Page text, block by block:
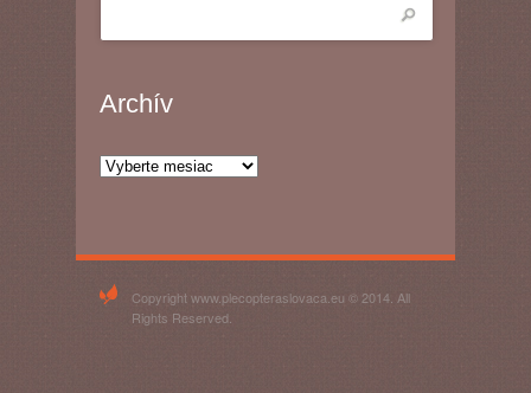
Archív
Archív
Copyright www.plecopteraslovaca.eu © 2014. All
Rights Reserved.